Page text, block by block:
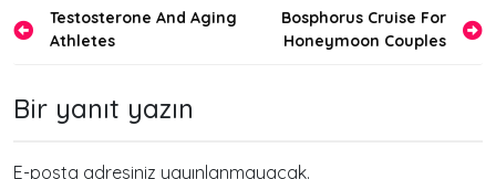
Yazı
gezinmesi
Testosterone And Aging
Athletes
Bosphorus Cruise For
Honeymoon Couples
Bir yanıt yazın
E-posta adresiniz yayınlanmayacak.